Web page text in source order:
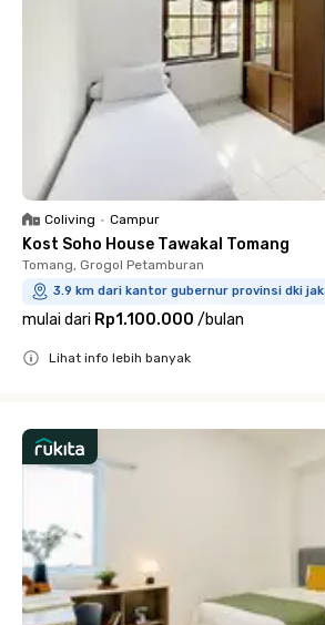
Coliving • Campur
Kost Soho House Tawakal Tomang
Tomang, Grogol Petamburan
3.9 km dari kantor gubernur provinsi dki
mulai dari Rp1.100.000 /bulan
Lihat info lebih banyak